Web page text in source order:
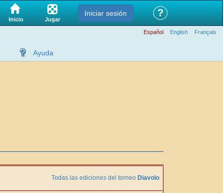
Inicio Jugar
Iniciar sesión ?
Español English Français
Ayuda
Todas las ediciones del torneo Diavolo